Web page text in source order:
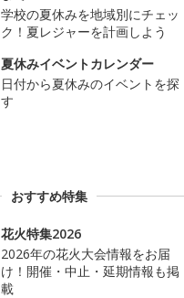
学校の夏休みを地域別にチェッ
ク！夏レジャーを計画しよう
夏休みイベントカレンダー
日付から夏休みのイベントを探
す
おすすめ特集
花火特集2026
2026年の花火大会情報をお届
け！開催・中止・延期情報も掲
載